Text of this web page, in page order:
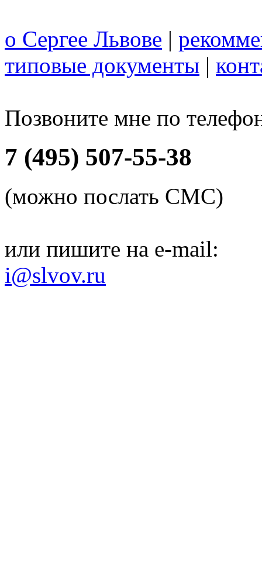
о Сергее Львове |
типовые документы |
Позвоните мне по
7 (495) 507-55-38
(можно послать СМС)
или пишите на e-mail:
i@slvov.ru